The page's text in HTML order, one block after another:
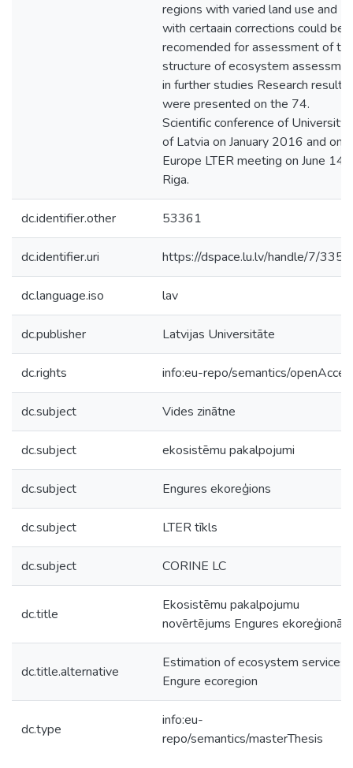
regions with varied land use and
with certaain corrections could be
recomended for assessment of
structure of ecosystem
in further studies Research results
were presented on the 74.
Scientific conference of University
of Latvia on January 2016 and on
Europe LTER meeting on June 14
Riga.
dc.identifier.other 53361
dc.identifier.uri https://dspace.lu.lv/handle/7/
dc.language.iso lav
dc.publisher Latvijas Universitāte
dc.rights info:eu-repo/semantics/
dc.subject Vides zinātne
dc.subject ekosistēmu pakalpojumi
dc.subject Engures ekoreģions
dc.subject LTER tīkls
dc.subject CORINE LC
dc.title
Ekosistēmu pakalpojumu
novērtējums Engures ekoreģionā
dc.title.alternative
Estimation of ecosystem services
Engure ecoregion
dc.type
info:eu-
repo/semantics/masterThesis